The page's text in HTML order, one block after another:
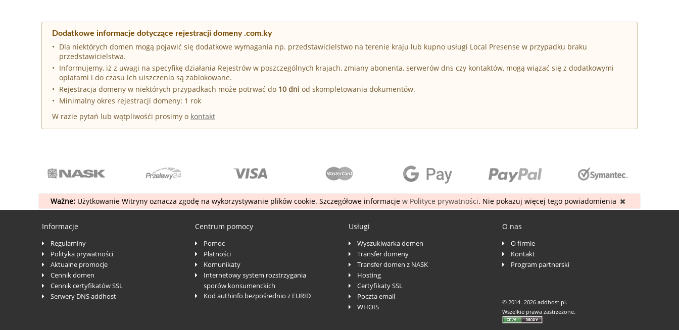
Dodatkowe informacje dotyczące rejestracji domeny .com.ky
Dla niektórych domen mogą pojawić się dodatkowe wymagania np. przedstawicielstwo na terenie kraju lub kupno usługi Local Presense w przypadku braku
przedstawicielstwa.
Informujemy, iż z uwagi na specyfikę działania Rejestrów w poszczególnych krajach, zmiany abonenta, serwerów dns czy kontaktów, mogą wiązać się z dodatkowymi
opłatami i do czasu ich uiszczenia są zablokowane.
Rejestracja domeny w niektórych przypadkach może potrwać do 10 dni od skompletowania dokumentów.
Minimalny okres rejestracji domeny: 1 rok
W razie pytań lub wątpliwośći prosimy o kontakt
Ważne:Użytkowanie Witryny oznacza zgodę na wykorzystywanie plików cookie. Szczegółowe informacje w Polityce prywatności. Nie pokazuj więcej tego powiadomienia
Informacje
Regulaminy
Polityka prywatności
Aktualne promocje
Cennik domen
Cennik certyfikatów SSL
Serwery DNS addhost
Centrum pomocy
Pomoc
Płatności
Komunikaty
Internetowy system rozstrzygania
sporów konsumenckich
Kod authinfo bezpośrednio z EURID
Usługi
Wyszukiwarka domen
Transfer domeny
Transfer domen z NASK
Hosting
Certyfikaty SSL
Poczta email
WHOIS
O nas
O firmie
Kontakt
Program partnerski
© 2014- 2026 addhost.pl.
Wszelkie prawa zastrzeżone.